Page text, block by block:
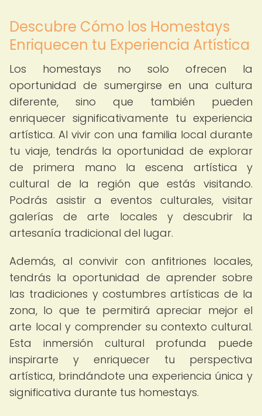
Descubre Cómo los Homestays
Enriquecen tu Experiencia Artística
Los homestays no solo ofrecen la
oportunidad de sumergirse en una cultura
diferente, sino que también pueden
enriquecer significativamente tu experiencia
artística. Al vivir con una familia local durante
tu viaje, tendrás la oportunidad de explorar
de primera mano la escena artística y
cultural de la región que estás visitando.
Podrás asistir a eventos culturales, visitar
galerías de arte locales y descubrir la
artesanía tradicional del lugar.
Además, al convivir con anfitriones locales,
tendrás la oportunidad de aprender sobre
las tradiciones y costumbres artísticas de la
zona, lo que te permitirá apreciar mejor el
arte local y comprender su contexto cultural.
Esta inmersión cultural profunda puede
inspirarte y enriquecer tu perspectiva
artística, brindándote una experiencia única y
significativa durante tus homestays.